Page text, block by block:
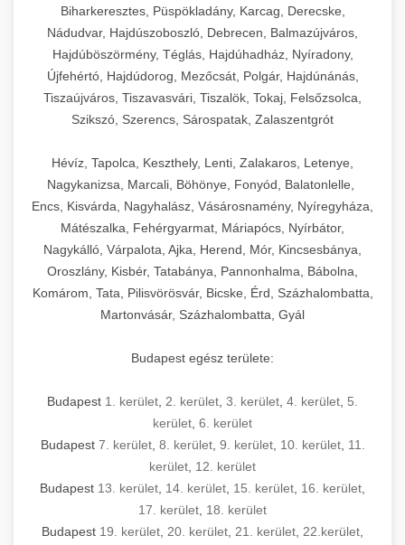
Biharkeresztes, Püspökladány, Karcag, Derecske,
Nádudvar, Hajdúszoboszló, Debrecen, Balmazújváros,
Hajdúböszörmény, Téglás, Hajdúhadház, Nyíradony,
Újfehértó, Hajdúdorog, Mezőcsát, Polgár, Hajdúnánás,
Tiszaújváros, Tiszavasvári, Tiszalök, Tokaj, Felsőzsolca,
Szikszó, Szerencs, Sárospatak, Zalaszentgrót
Hévíz, Tapolca, Keszthely, Lenti, Zalakaros, Letenye,
Nagykanizsa, Marcali, Böhönye, Fonyód, Balatonlelle,
Encs, Kisvárda, Nagyhalász, Vásárosnamény, Nyíregyháza,
Mátészalka, Fehérgyarmat, Máriapócs, Nyírbátor,
Nagykálló, Várpalota, Ajka, Herend, Mór, Kincsesbánya,
Oroszlány, Kisbér, Tatabánya, Pannonhalma, Bábolna,
Komárom, Tata, Pilisvörösvár, Bicske, Érd, Százhalombatta,
Martonvásár, Százhalombatta, Gyál
Budapest egész területe:
Budapest 1. kerület 2. kerület 3. kerület 4. kerület 5.
kerület 6. kerület
Budapest 7. kerület, 8. kerület, 9. kerület, 10. kerület, 11.
kerület 12. kerület
Budapest 13. kerület 14. kerület 15. kerület 16. kerület
17. kerület 18. kerület
Budapest 19. kerület 20. kerület 21. kerület 22.kerület